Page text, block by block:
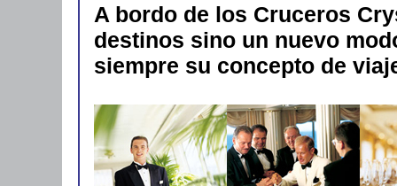
A bordo de los Cruceros
destinos sino un nuevo
siempre su concepto de